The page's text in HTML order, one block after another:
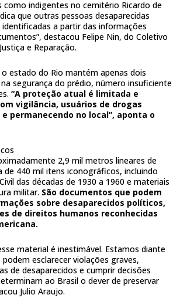
como indigentes no cemitério Ricardo de
que outras pessoas desaparecidas
a partir das informações
destacou Felipe Nin, do Coletivo
e Reparação.
estado do Rio mantém apenas dois
segurança do prédio, número insuficiente
“A proteção atual é limitada e
vigilância, usuários de drogas
permanecendo no local”, aponta o
2,9 mil metros lineares de
de 440 mil itens iconográficos, incluindo
das décadas de 1930 a 1960 e materiais
militar. São documentos que podem
sobre desaparecidos políticos,
de direitos humanos reconhecidas
material é inestimável. Estamos diante
esclarecer violações graves,
de desaparecidos e cumprir decisões
ao Brasil o dever de preservar
Julio Araujo.